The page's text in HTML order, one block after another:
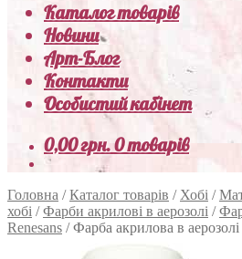
Каталог товарів
Новини
Арт-Блог
Контакти
Особистий кабінет
0,00грн.0 товарів
Головна /Каталог товарів / Хобі /
хобі /Фарби акрилові в аерозолі /
Renesans /Фарба акрилова в